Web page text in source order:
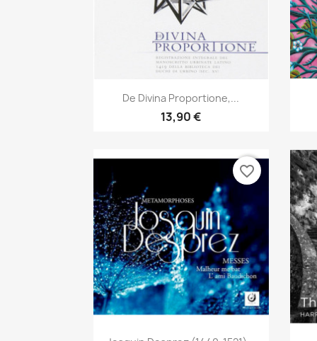
Aperçu rapide
De Divina Proportione,...
13,90 €
favorite_border